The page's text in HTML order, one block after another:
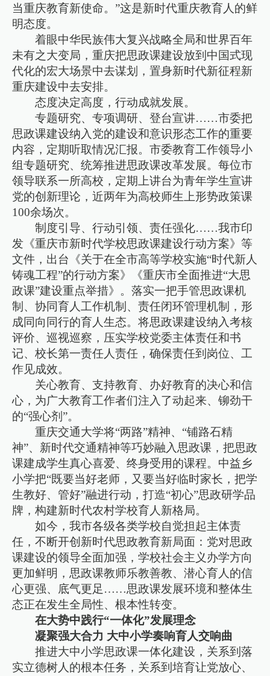
当重庆教育新使命。”这是新时代重庆教育人的鲜
明态度。
着眼中华民族伟大复兴战略全局和世界百年
未有之大变局，重庆把思政课建设放到中国式现
代化的宏大场景中去谋划，置身新时代新征程新
重庆建设中去安排。
态度决定高度，行动成就发展。
专题研究、专项调研、登台宣讲……市委把
思政课建设纳入党的建设和意识形态工作的重要
内容，定期听取情况汇报。市委教育工作领导小
组专题研究、统筹推进思政课改革发展。每位市
领导联系一所高校，定期上讲台为青年学生宣讲
党的创新理论，近两年为高校师生上形势政策课
100余场次。
制度引导、行动引领、责任强化……我市印
发《重庆市新时代学校思政课建设行动方案》等
文件，出台《关于在全市高等学校实施“时代新人
铸魂工程”的行动方案》《重庆市全面推进“大思
政课”建设重点举措》。落实一把手管思政课机
制、协同育人工作机制、责任闭环管理机制，形
成同向同行的育人生态。将思政课建设纳入考核
评价、巡视巡察，压实学校党委主体责任和书
记、校长第一责任人责任，确保责任到岗位、工
作见成效。
关心教育、支持教育、办好教育的决心和信
心，为广大教育工作者们注入了动起来、铆劲干
的“强心剂”。
重庆交通大学将“两路”精神、“铺路石精
神”、新时代交通精神等巧妙融入思政课，把思政
课建成学生真心喜爱、终身受用的课程。中益乡
小学把“既要当好老师，又要当好临时家长，把学
生教好、管好”融进行动，打造“初心”思政研学品
牌，构建新时代农村学校育人新格局。
如今，我市各级各类学校自觉担起主体责
任，不断开创新时代思政教育新局面：党对思政
课建设的领导全面加强，学校社会主义办学方向
更加鲜明，思政课教师乐教善教、潜心育人的信
心更强、底气更足……思政课发展环境和整体生
态正在发生全局性、根本性转变。
在大势中践行“一体化”发展理念
凝聚强大合力 大中小学奏响育人交响曲
推进大中小学思政课一体化建设，关系到落
实立德树人的根本任务，关系到培育让党放心、